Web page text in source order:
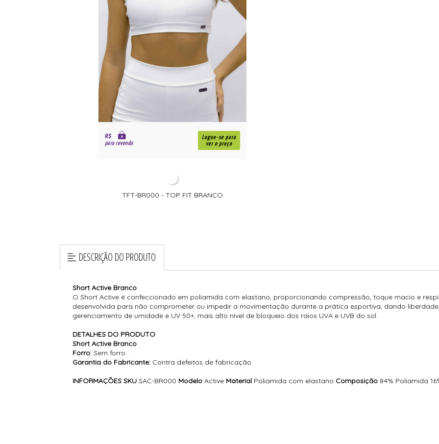
R$
para revenda
Logue-se para
ver o preço
TFT-BR000 - TOP FIT BRANCO
DESCRIÇÃO DO PRODUTO
Short Active Branco
O Short Active é confeccionado em poliamida com elastano, proporcionando compressão, toque macio e
desenvolvida para não comprometer ou impedir a movimentação durante a prática esportiva, dando
gerenciamento de umidade e UV 50+, mais alto nível de bloqueio dos raios UVA e UVB do sol.
DETALHES DO PRODUTO
Short Active Branco
Forro:Sem forro
Garantia do Fabricante: Contra defeitos de fabricação
INFORMAÇÕES SKU SAC-BR000 Modelo Active Material Poliamida com elastano Composição 84% Poliamida